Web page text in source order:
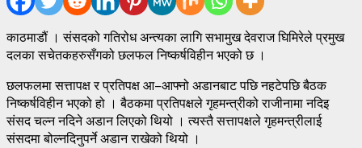
काठमाडौं । संसदको गतिरोध अन्त्यका लागि सभामुख देवराज घिमिरेले प्रमुख
दलका सचेतकहरुसँगको छलफल निष्कर्षविहीन भएको छ ।
छलफलमा सत्तापक्ष र प्रतिपक्ष आ–आफ्नो अडानबाट पछि नहटेपछि बैठक
निष्कर्षविहीन भएको हो । बैठकमा प्रतिपक्षले गृहमन्त्रीको राजीनामा नदिइ
संसद चल्न नदिने अडान लिएको थियो । त्यस्तै सत्तापक्षले गृहमन्त्रीलाई
संसदमा बोल्नदिनुपर्ने अडान राखेको थियो ।